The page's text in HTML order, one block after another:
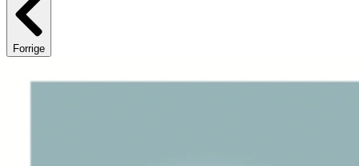
Forrige